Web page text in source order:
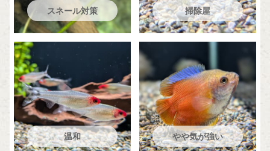
スネール対策 掃除屋
温和 やや気が強い